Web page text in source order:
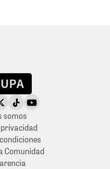
somos
Comunidad